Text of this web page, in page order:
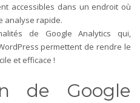
accessibles dans un endroit où
analyse rapide.
de Google Analytics qui,
permettent de rendre le
et efficace !
de Google